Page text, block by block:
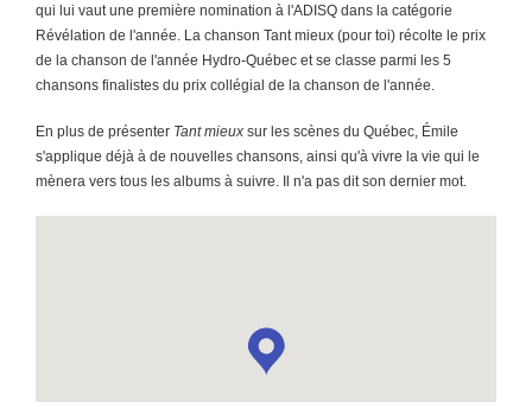
qui lui vaut une première nomination à l'ADISQ dans la catégorie
Révélation de l'année. La chanson Tant mieux (pour toi) récolte le prix
de la chanson de l'année Hydro-Québec et se classe parmi les 5
chansons finalistes du prix collégial de la chanson de l'année.
En plus de présenter Tant mieux sur les scènes du Québec, Émile
s'applique déjà à de nouvelles chansons, ainsi qu'à vivre la vie qui le
mènera vers tous les albums à suivre. Il n'a pas dit son dernier mot.